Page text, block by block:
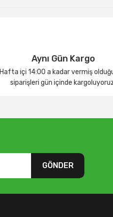
Aynı Gün Kargo
Hafta içi 14:00 a kadar vermiş
siparişleri gün içinde
GÖNDER